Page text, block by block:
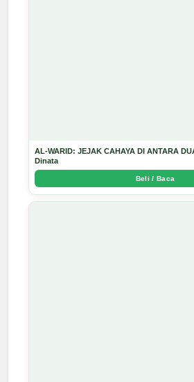
AL-WARID: JEJAK CAHAYA DI ANTARA
Dinata
Beli / Baca